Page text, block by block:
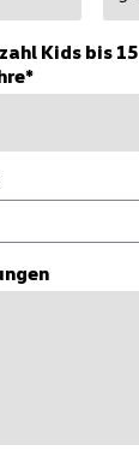
Kids bis 15